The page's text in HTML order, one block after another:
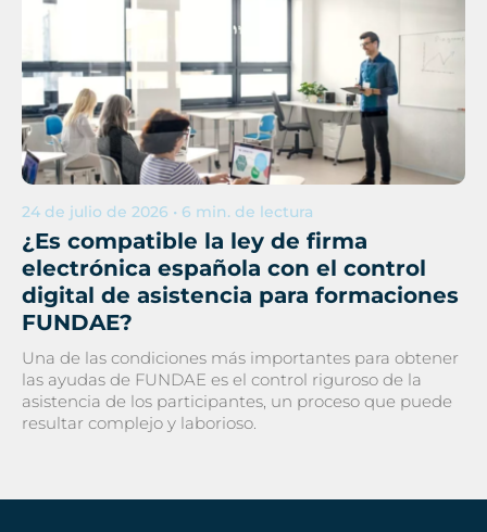
24 de julio de 2026 • 6 min. de lectura
¿Es compatible la ley de firma
electrónica española con el control
digital de asistencia para formaciones
FUNDAE?
Una de las condiciones más importantes para obtener
las ayudas de FUNDAE es el control riguroso de la
asistencia de los participantes, un proceso que puede
resultar complejo y laborioso.